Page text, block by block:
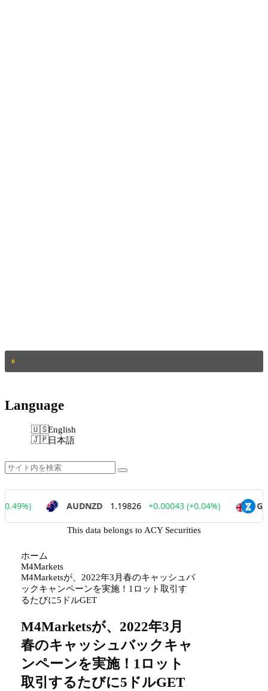
Language
English
日本語
This data belongs to ACY Securities
ホーム
M4Markets
M4Marketsが、2022年3月春のキャッシュバ
ックキャンペーンを実施！1ロット取引す
るたびに5ドルGET
M4Marketsが、2022年3月
春のキャッシュバックキャ
ンペーンを実施！1ロット
取引するたびに5ドルGET